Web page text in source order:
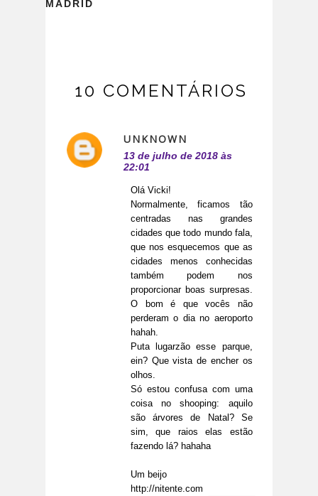
MADRID
10 COMENTÁRIOS
UNKNOWN
13 de julho de 2018 às
22:01
Olá Vicki!
Normalmente, ficamos tão
centradas nas grandes
cidades que todo mundo fala,
que nos esquecemos que as
cidades menos conhecidas
também podem nos
proporcionar boas surpresas.
O bom é que vocês não
perderam o dia no aeroporto
hahah.
Puta lugarzão esse parque,
ein? Que vista de encher os
olhos.
Só estou confusa com uma
coisa no shooping: aquilo
são árvores de Natal? Se
sim, que raios elas estão
fazendo lá? hahaha
Um beijo
http://nitente.com